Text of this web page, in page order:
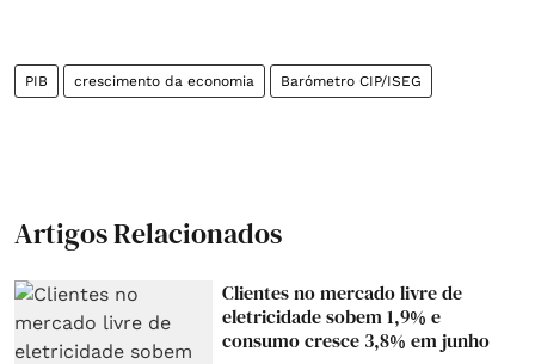
PIB crescimento da economia Barómetro CIP/ISEG
Artigos Relacionados
Clientes no mercado livre de
eletricidade sobem 1,9% e
consumo cresce 3,8% em junho